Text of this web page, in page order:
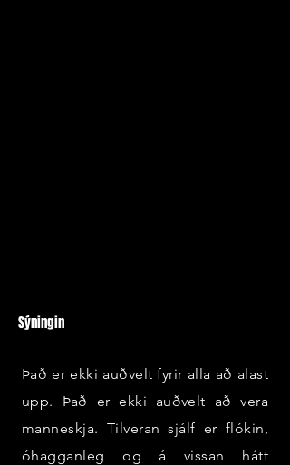
Sýningin
Það er ekki auðvelt fyrir alla að alast
upp. Það er ekki auðvelt að vera
manneskja. Tilveran sjálf er flókin,
óhagganleg og á vissan hátt